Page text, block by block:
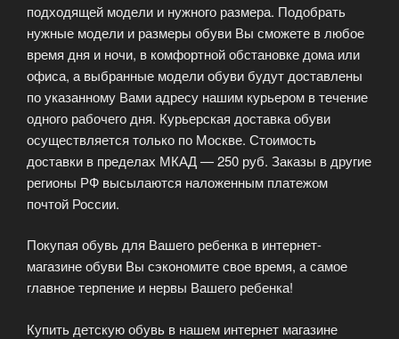
подходящей модели и нужного размера. Подобрать
нужные модели и размеры обуви Вы сможете в любое
время дня и ночи, в комфортной обстановке дома или
офиса, а выбранные модели обуви будут доставлены
по указанному Вами адресу нашим курьером в течение
одного рабочего дня. Курьерская доставка обуви
осуществляется только по Москве. Стоимость
доставки в пределах МКАД — 250 руб. Заказы в другие
регионы РФ высылаются наложенным платежом
почтой России.
Покупая обувь для Вашего ребенка в интернет-
магазине обуви Вы сэкономите свое время, а самое
главное терпение и нервы Вашего ребенка!
Купить детскую обувь в нашем интернет магазине